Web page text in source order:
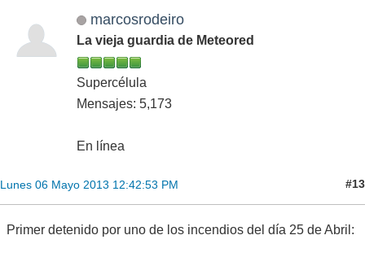
marcosrodeiro
La vieja guardia de Meteored
Supercélula
Mensajes: 5,173
En línea
Lunes 06 Mayo 2013 12:42:53 PM #13
Primer detenido por uno de los incendios del día 25 de Abril: